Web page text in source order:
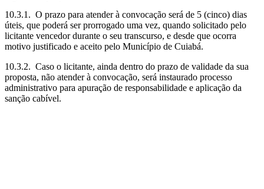
10.3.1. O prazo para atender à convocação será de 5 (cinco) dias
úteis, que poderá ser prorrogado uma vez, quando solicitado pelo
licitante vencedor durante o seu transcurso, e desde que ocorra
motivo justificado e aceito pelo Município de Cuiabá.
10.3.2. Caso o licitante, ainda dentro do prazo de validade da sua
proposta, não atender à convocação, será instaurado processo
administrativo para apuração de responsabilidade e aplicação da
sanção cabível.